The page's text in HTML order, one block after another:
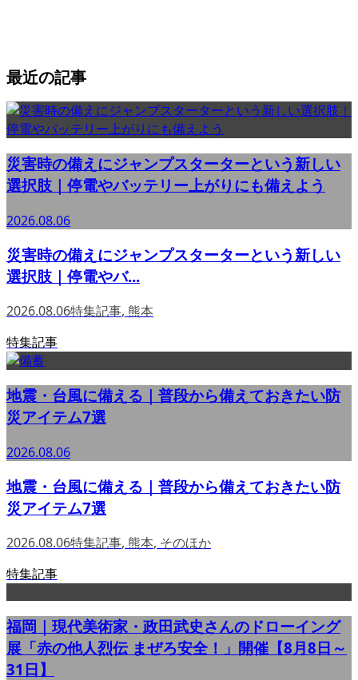
最近の記事
災害時の備えにジャンプスターターという新しい
選択肢｜停電やバッテリー上がりにも備えよう
2026.08.06
災害時の備えにジャンプスターターという新しい
選択肢｜停電やバ...
2026.08.06特集記事, 熊本
特集記事
地震・台風に備える｜普段から備えておきたい防
災アイテム7選
2026.08.06
地震・台風に備える｜普段から備えておきたい防
災アイテム7選
2026.08.06特集記事, 熊本, そのほか
特集記事
福岡｜現代美術家・政田武史さんのドローイング
展「赤の他人烈伝 まぜろ安全！」開催【8月8日～
31日】